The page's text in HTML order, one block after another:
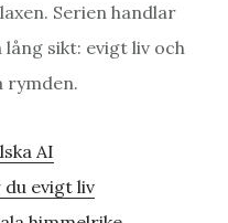
Serien handlar
sikt: evigt liv och
rymden.
AI
du evigt liv